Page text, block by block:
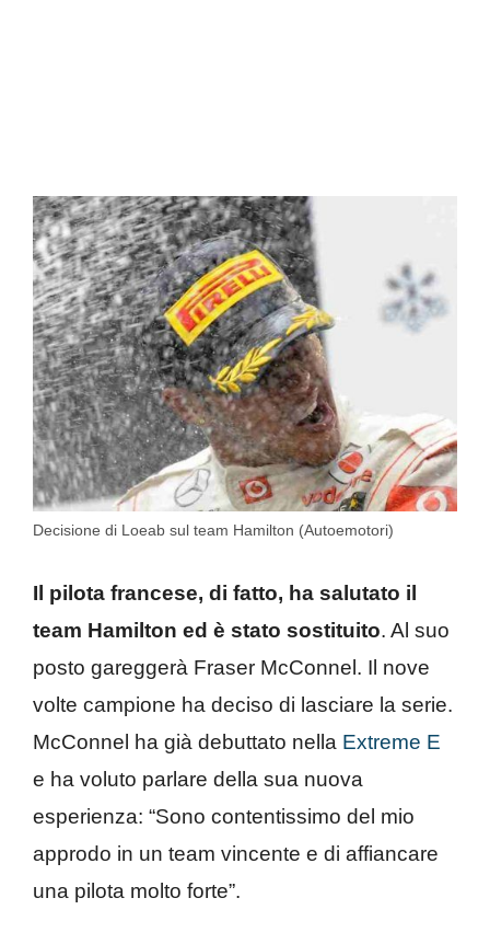
Decisione di Loeab sul team Hamilton (Autoemotori)
Il pilota francese, di fatto, ha salutato il
team Hamilton ed è stato sostituito. Al suo
posto gareggerà Fraser McConnel. Il nove
volte campione ha deciso di lasciare la serie.
McConnel ha già debuttato nella Extreme E
e ha voluto parlare della sua nuova
esperienza: “Sono contentissimo del mio
approdo in un team vincente e di affiancare
una pilota molto forte”.